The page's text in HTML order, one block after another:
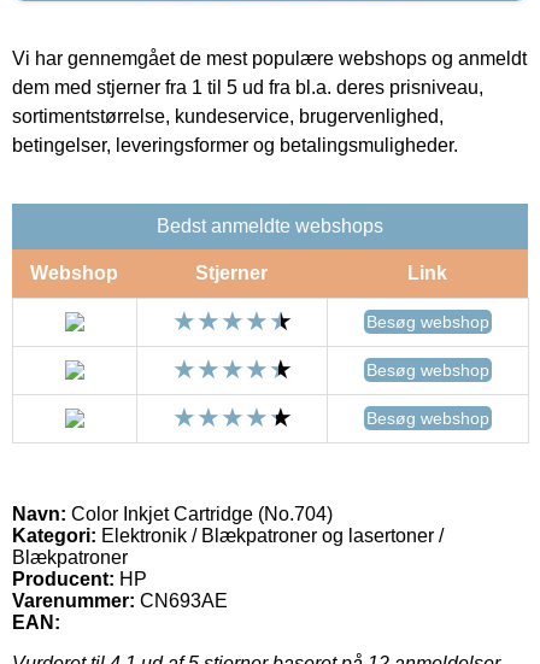
Vi har gennemgået de mest populære webshops og anmeldt
dem med stjerner fra 1 til 5 ud fra bl.a. deres prisniveau,
sortimentstørrelse, kundeservice, brugervenlighed,
betingelser, leveringsformer og betalingsmuligheder.
Bedst anmeldte webshops
Webshop Stjerner Link
Besøg webshop
Besøg webshop
Besøg webshop
Navn: Color Inkjet Cartridge (No.704)
Kategori: Elektronik / Blækpatroner og lasertoner /
Blækpatroner
Producent: HP
Varenummer: CN693AE
EAN: